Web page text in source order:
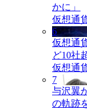
かに」
仮想通
6
仮想通
ど10社
仮想通
7
与沢翼
の軌跡